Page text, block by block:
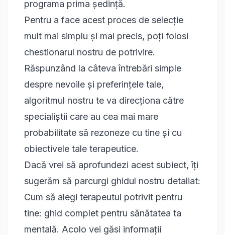
programa prima ședință.
Pentru a face acest proces de selecție
mult mai simplu și mai precis, poți folosi
chestionarul nostru de potrivire.
Răspunzând la câteva întrebări simple
despre nevoile și preferințele tale,
algoritmul nostru te va direcționa către
specialiștii care au cea mai mare
probabilitate să rezoneze cu tine și cu
obiectivele tale terapeutice.
Dacă vrei să aprofundezi acest subiect, îți
sugerăm să parcurgi ghidul nostru detaliat:
Cum să alegi terapeutul potrivit pentru
tine: ghid complet pentru sănătatea ta
mentală. Acolo vei găsi informații